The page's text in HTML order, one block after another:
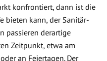
konfrontiert, dann ist die
bieten kann, der Sanitär-
passieren derartige
Zeitpunkt, etwa am
an Feiertagen. Der